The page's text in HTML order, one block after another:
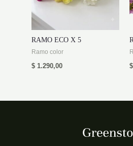
RAMO ECO X 5
Ramo color
$ 1.290,00
$